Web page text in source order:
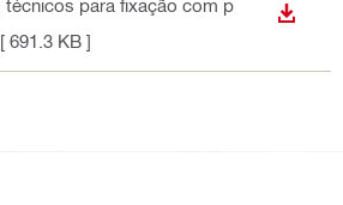
técnicos para fixação com p
[ 691.3 KB ]